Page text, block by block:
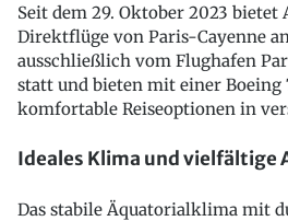
Seit dem 29. Oktober 2023
Direktflüge von Paris-Cayenne
ausschließlich vom Flughafen
statt und bieten mit einer Boeing
komfortable Reiseoptionen in
Ideales Klima und vielfältige
Das stabile Äquatorialklima mit